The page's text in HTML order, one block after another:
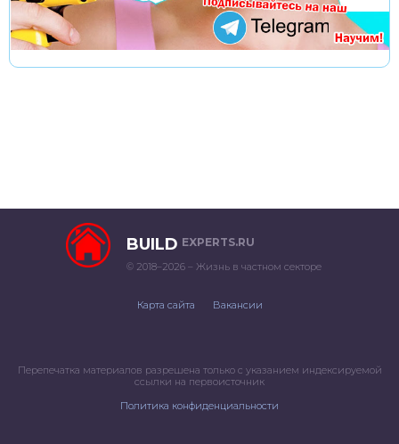
BUILD EXPERTS.RU
© 2018–2026 – Жизнь в частном секторе
Карта сайта Вакансии
Перепечатка материалов разрешена только с указанием индексируемой
ссылки на первоисточник
Политика конфиденциальности